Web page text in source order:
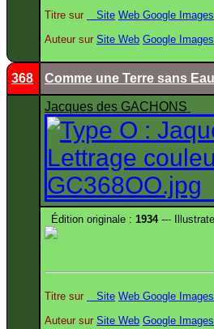
Titre sur Site Web Google Images
Auteur sur Site Web Google Images
368 Comme une Terre sans Eau
Jacques des GACHONS
Édition originale : 1934---
Titre sur Site Web Google Images
Auteur sur Site Web Google Images